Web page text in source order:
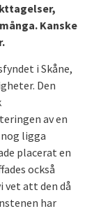
Kanske
i Skåne,
Den
av en
ligga
placerat en
också
vet att den då
har